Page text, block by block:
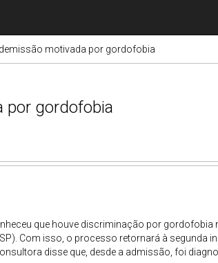
motivada por gordofobia
por gordofobia
que houve discriminação por gordofobia
Com isso, o processo retornará à segunda
disse que, desde a admissão, foi